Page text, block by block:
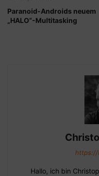
Paranoid-Androids neuem
„HALO“-Multitasking
https://
Hallo, ich bin